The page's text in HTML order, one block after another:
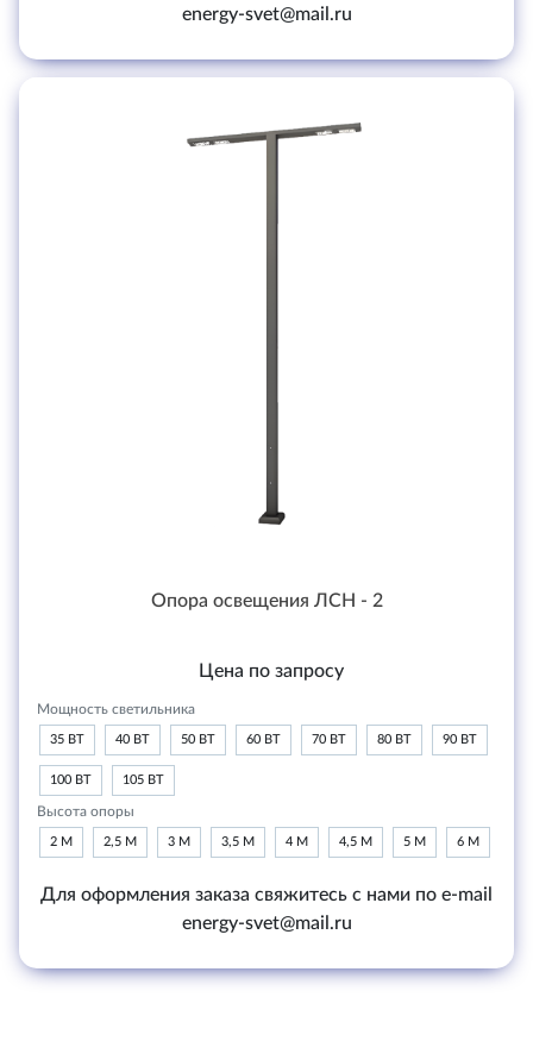
energy-svet@mail.ru
Опора освещения ЛСН - 2
Цена по запросу
Мощность светильника
35 ВТ 40 ВТ 50 ВТ 60 ВТ 70 ВТ 80 ВТ 90 ВТ
100 ВТ 105 ВТ
Высота опоры
2 М 2,5 М 3 М 3,5 М 4 М 4,5 М 5 М 6 М
Для оформления заказа свяжитесь с нами по e-mail
energy-svet@mail.ru